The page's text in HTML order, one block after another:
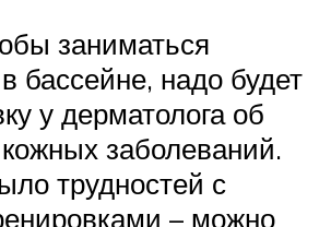
заниматься
бассейне, надо будет
у дерматолога об
заболеваний.
трудностей с
– можно